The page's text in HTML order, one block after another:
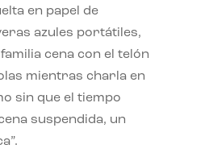
en papel de
azules portátiles,
cena con el telón
mientras charla en
sin que el tiempo
suspendida, un